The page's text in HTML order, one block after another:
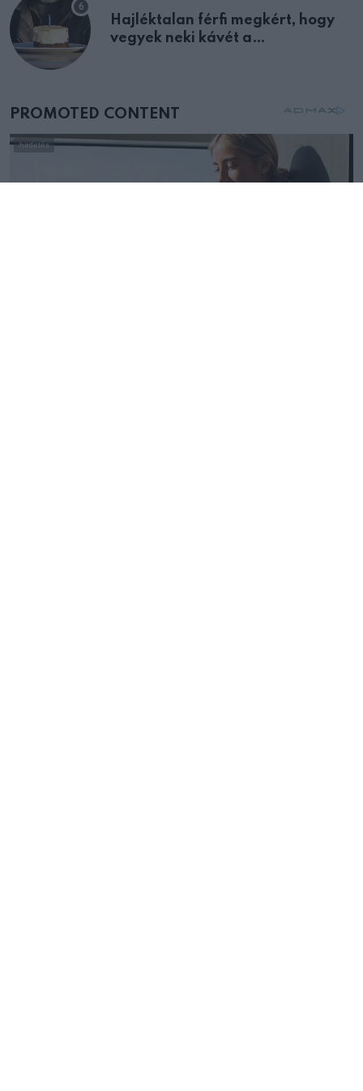
Hajléktalan férfi megkért, hogy
vegyek neki kávét a